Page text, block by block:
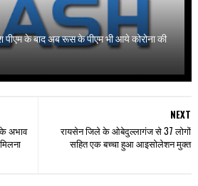
पीएम के बाद अब रूस के पीएम भी आये कोरोना की
NEXT
रायसेन जिले के ओबेदुल्लागंज से 37 लोगों
सहित एक बच्चा हुआ आइसोलेशन मुक्त
अभाव